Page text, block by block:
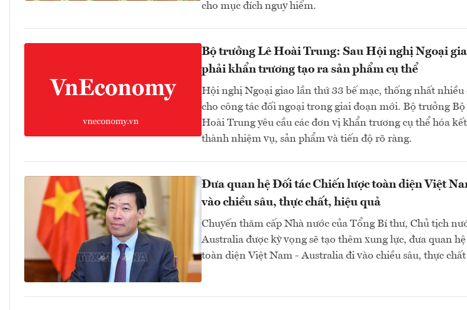
cho mục đích nguy hiểm.
Bộ trưởng Lê Hoài Trung: Sau Hội nghị Ngoại
phải khẩn trương tạo ra sản phẩm cụ thể
Hội nghị Ngoại giao lần thứ 33 bế mạc, thống nhất
cho công tác đối ngoại trong giai đoạn mới. Bộ trưởng Bộ
Hoài Trung yêu cầu các đơn vị khẩn trương cụ thể hóa
thành nhiệm vụ, sản phẩm và tiến độ rõ ràng.
Đưa quan hệ Đối tác Chiến lược toàn diện Việt
vào chiều sâu, thực chất, hiệu quả
Chuyến thăm cấp Nhà nước của Tổng Bí thư, Chủ tịch
Australia được kỳ vọng sẽ tạo thêm xung lực, đưa quan
toàn diện Việt Nam - Australia đi vào chiều sâu, thực